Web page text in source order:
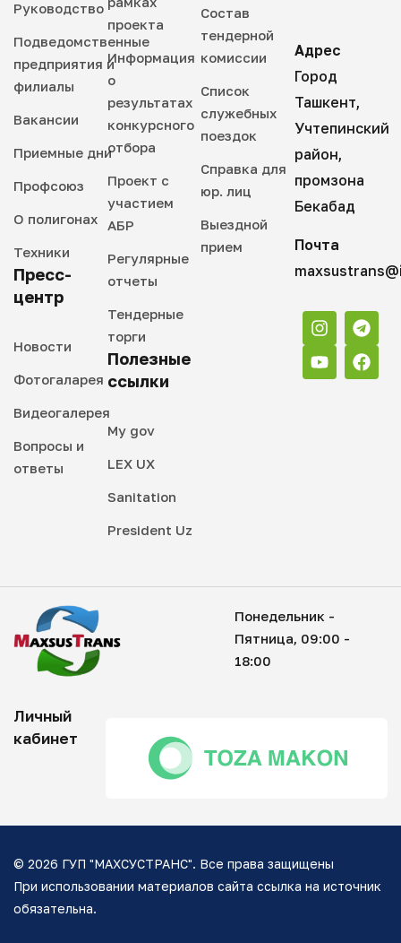
Руководство
Подведомственные
предприятия и
филиалы
Вакансии
Приемные дни
Профсоюз
О полигонах
Техники
Пресс-
центр
Новости
Фотогаларея
Видеогалерея
Вопросы и
ответы
проекта
Информация
о
результатах
конкурсного
отбора
Проект с
участием
АБР
Регулярные
отчеты
Тендерные
торги
Полезные
ссылки
My gov
LEX UX
Sanitation
President Uz
Состав
тендерной
комиссии
Список
служебных
поездок
Справка для
юр. лиц
Выездной
прием
Адрес
Город
Ташкент,
Учтепинский
район,
промзона
Бекабад
Почта
Понедельник -
Пятница, 09:00 -
18:00
Личный
кабинет
© 2026 ГУП "МАХСУСТРАНС". Все права защищены
При использовании материалов сайта ссылка на источник
обязательна.